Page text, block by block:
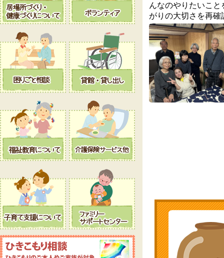
んなのやりたいこ
がりの大切さを再